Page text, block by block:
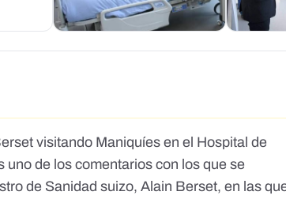
visitando Maniquíes en el Hospital de
de los comentarios con los que se
de Sanidad suizo, Alain Berset, en las